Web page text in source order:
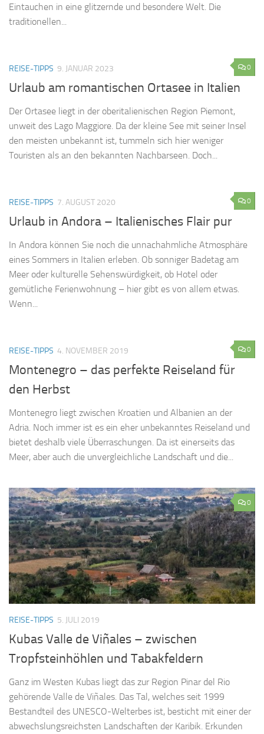
Eintauchen in eine glitzernde und besondere Welt. Die
traditionellen...
0
REISE-TIPPS 9. JANUAR 2023
Urlaub am romantischen Ortasee in Italien
Der Ortasee liegt in der oberitalienischen Region Piemont,
unweit des Lago Maggiore. Da der kleine See mit seiner Insel
den meisten unbekannt ist, tummeln sich hier weniger
Touristen als an den bekannten Nachbarseen. Doch...
0
REISE-TIPPS 7. AUGUST 2020
Urlaub in Andora – Italienisches Flair pur
In Andora können Sie noch die unnachahmliche Atmosphäre
eines Sommers in Italien erleben. Ob sonniger Badetag am
Meer oder kulturelle Sehenswürdigkeit, ob Hotel oder
gemütliche Ferienwohnung – hier gibt es von allem etwas.
Wenn...
0
REISE-TIPPS 4. NOVEMBER 2019
Montenegro – das perfekte Reiseland für
den Herbst
Montenegro liegt zwischen Kroatien und Albanien an der
Adria. Noch immer ist es ein eher unbekanntes Reiseland und
bietet deshalb viele Überraschungen. Da ist einerseits das
Meer, aber auch die unvergleichliche Landschaft und die...
0
REISE-TIPPS 5. JULI 2019
Kubas Valle de Viñales – zwischen
Tropfsteinhöhlen und Tabakfeldern
Ganz im Westen Kubas liegt das zur Region Pinar del Rio
gehörende Valle de Viñales. Das Tal, welches seit 1999
Bestandteil des UNESCO-Welterbes ist, besticht mit einer der
abwechslungsreichsten Landschaften der Karibik. Erkunden